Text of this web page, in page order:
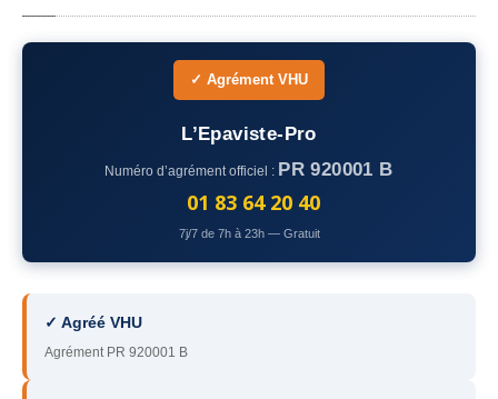
voiture accidentée
– Seine-et-Marne
92 – Hauts-de-Seine
✓ Agrément VHU
L’Epaviste-Pro
Numéro d’agrément officiel : PR 920001 B
01 83 64 20 40
7j/7 de 7h à 23h — Gratuit
✓ Agréé VHU
Agrément PR 920001 B